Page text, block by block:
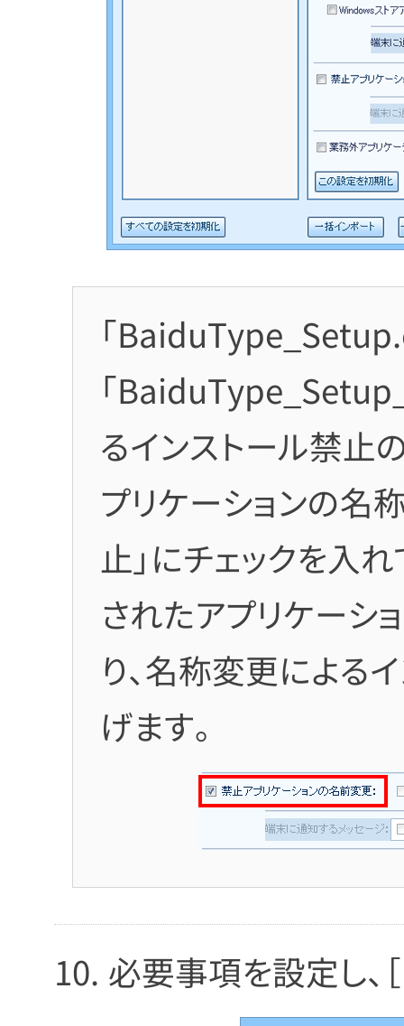
「
「
るインストール禁止
プリケーションの名
止」にチェックを入
されたアプリケーシ
り、名称変更による
げます。
必要事項を設定し、